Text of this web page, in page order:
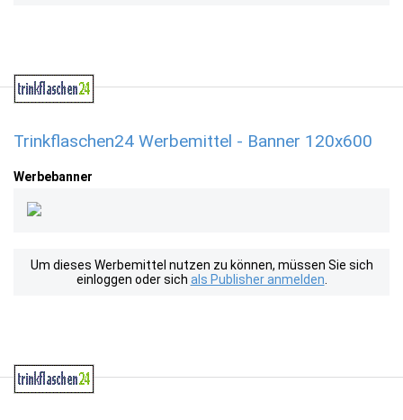
Trinkflaschen24 Werbemittel - Banner 120x600
Werbebanner
Um dieses Werbemittel nutzen zu können, müssen Sie sich
einloggen oder sich als Publisher anmelden